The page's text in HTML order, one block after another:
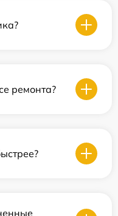
ремонта?